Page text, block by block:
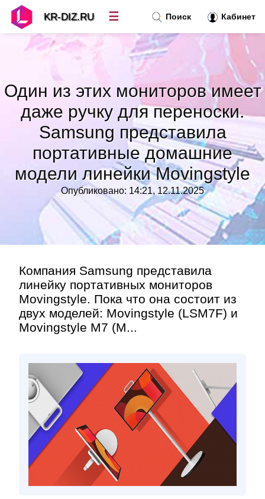
Один из этих мониторов имеет
даже ручку для переноски.
Samsung представила
портативные домашние
модели линейки Movingstyle
Опубликовано: 14:21, 12.11.2025
Компания Samsung представила
линейку портативных мониторов
Movingstyle. Пока что она состоит из
двух моделей: Movingstyle (LSM7F) и
Movingstyle M7 (M...
Поиск Кабинет
KR-DIZ.RU ☰
Топ новостей»
Рубрики»
Контакт»